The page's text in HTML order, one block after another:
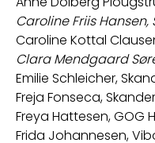
Caroline Friis Hansen,
Caroline Kottal
Clara Mendgaard
Emilie Schleicher,
Freja Fonseca,
Freya Hattesen, GOG
Frida Johannesen,